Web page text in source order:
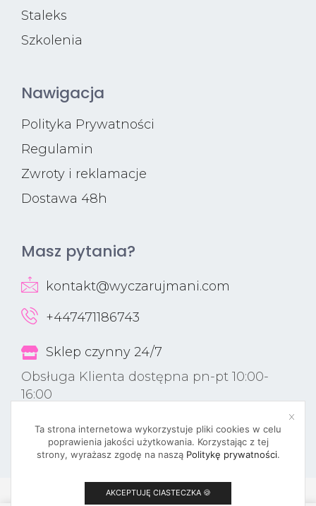
Ta strona internetowa wykorzystuje pliki cookies w celu
poprawienia jakości użytkowania. Korzystając z tej
strony, wyrażasz zgodę na naszą Politykę prywatności.
AKCEPTUJĘ CIASTECZKA 🍪
Staleks
Szkolenia
Nawigacja
Polityka Prywatności
Regulamin
Zwroty i reklamacje
Dostawa 48h
Masz pytania?
kontakt@wyczarujmani.com
+447471186743
Sklep czynny 24/7
Obsługa Klienta dostępna pn-pt 10:00-
16:00
© 2023 PBNAILSUK.COM